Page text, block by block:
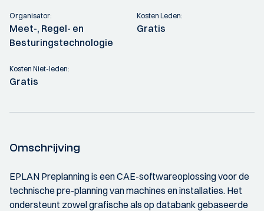
Organisator:
Meet-, Regel- en
Besturingstechnologie
Kosten Leden:
Gratis
Kosten Niet-leden:
Gratis
Omschrijving
EPLAN Preplanning is een CAE-softwareoplossing voor de
technische pre-planning van machines en installaties. Het
ondersteunt zowel grafische als op databank gebaseerde